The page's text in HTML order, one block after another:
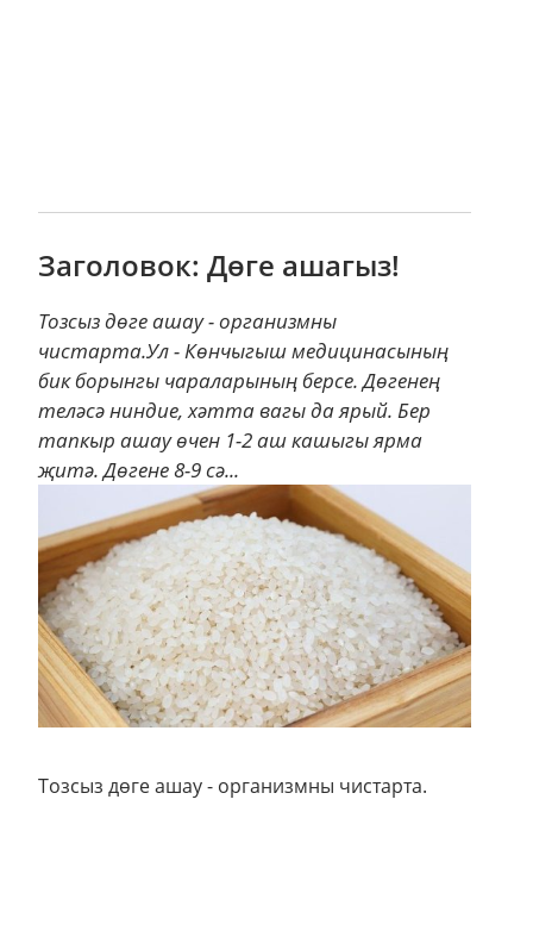
Заголовок: Дөге ашагыз!
Тозсыз дөге ашау - организмны
чистарта.Ул - Көнчыгыш медицинасының
бик борынгы чараларының берсе. Дөгенең
теләсә ниндие, хәтта вагы да ярый. Бер
тапкыр ашау өчен 1-2 аш кашыгы ярма
җитә. Дөгене 8-9 сә...
Тозсыз дөге ашау - организмны чистарта.